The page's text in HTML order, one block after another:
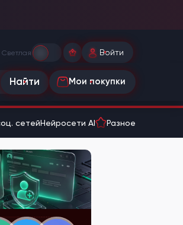
Светлая Войти
Найти Мои покупки
сетейНейросети AI Разное